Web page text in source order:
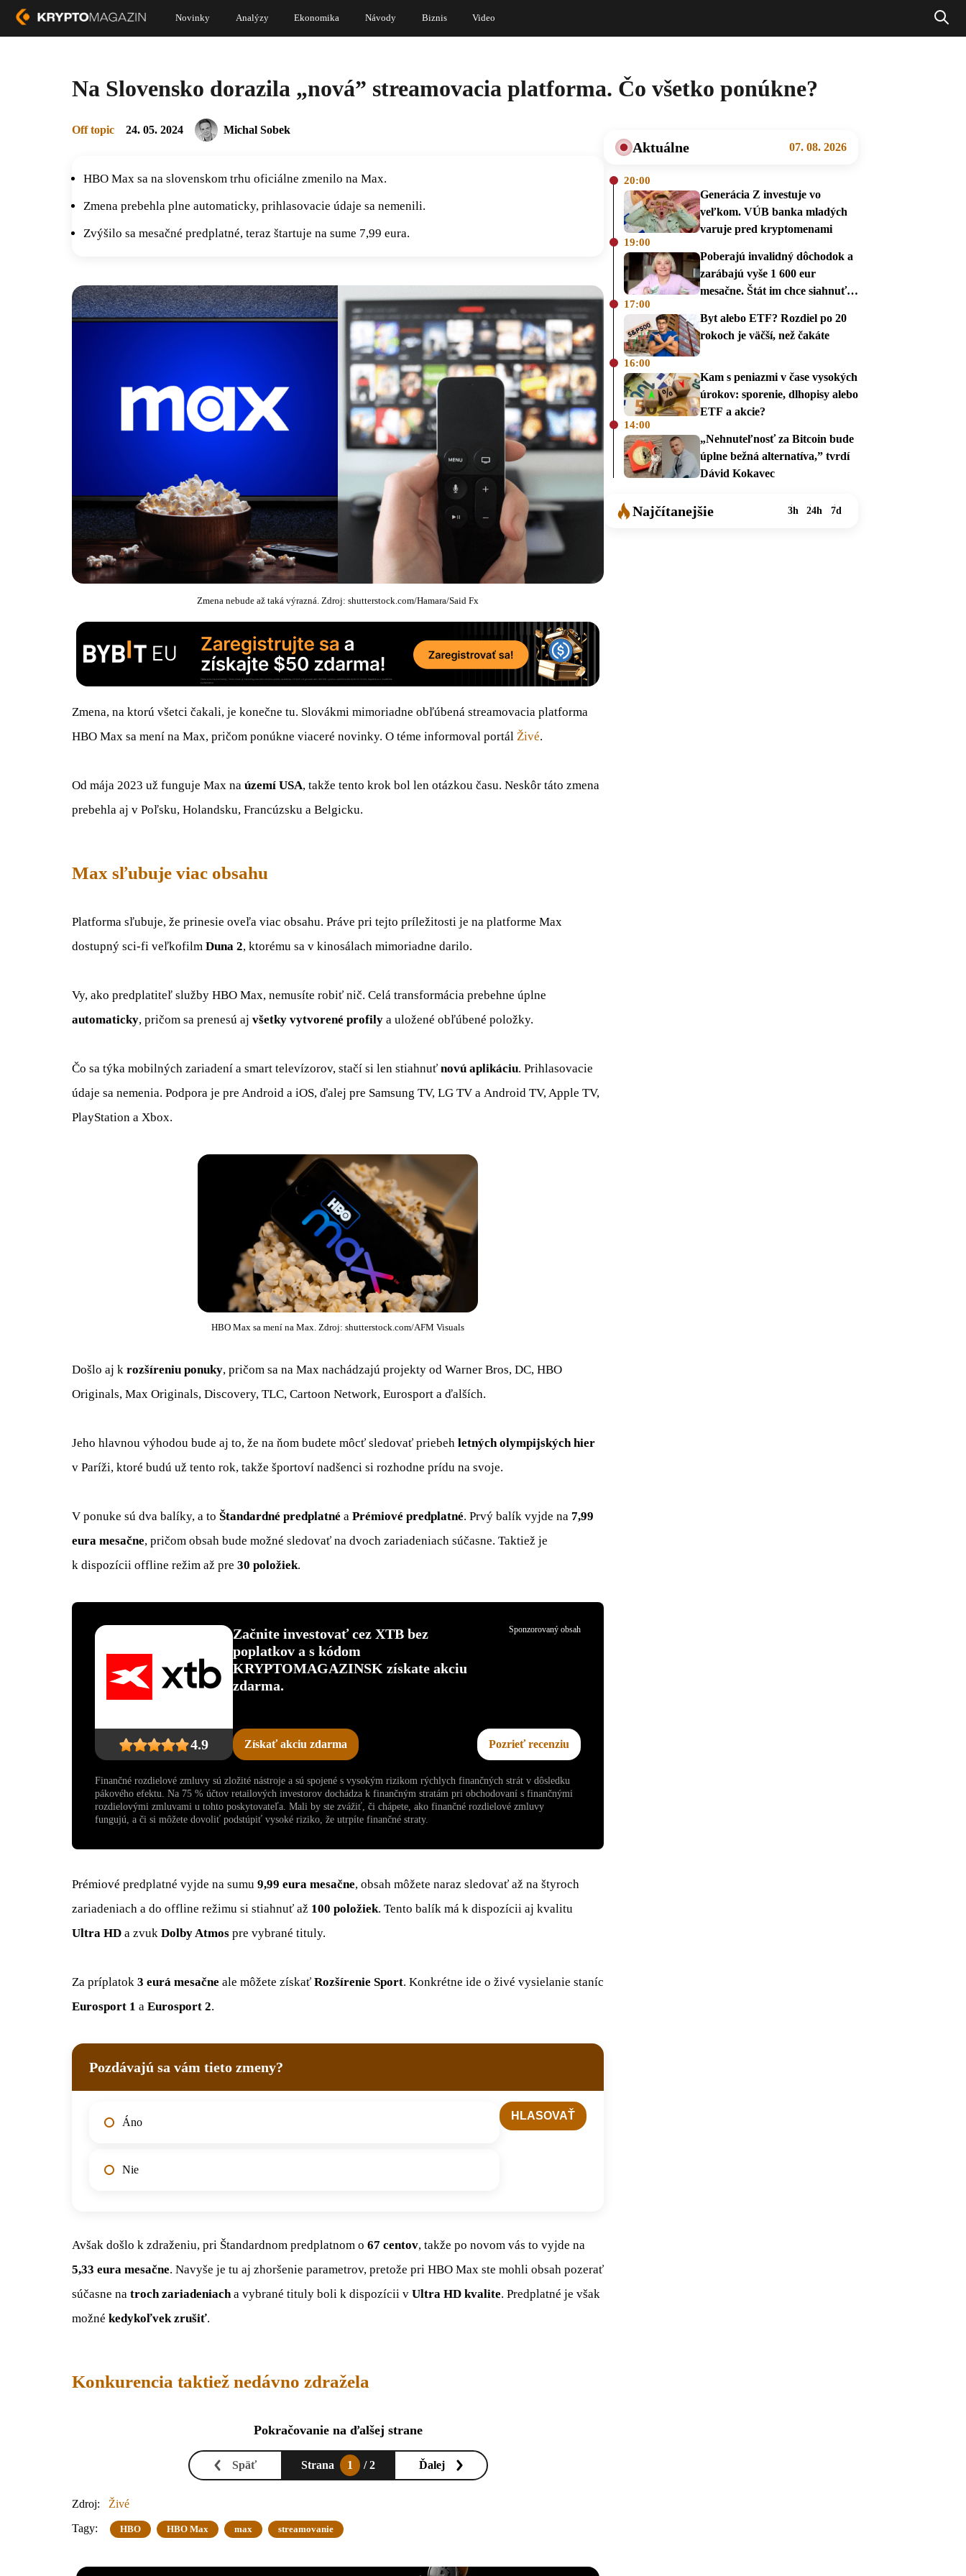
Novinky Analýzy Ekonomika Návody Biznis Video
Na Slovensko dorazila „nová” streamovacia platforma. Čo všetko ponúkne?
Off topic 24. 05. 2024 Michal Sobek
HBO Max sa na slovenskom trhu oficiálne zmenilo na Max.
Zmena prebehla plne automaticky, prihlasovacie údaje sa nemenili.
Zvýšilo sa mesačné predplatné, teraz štartuje na sume 7,99 eura.
Zmena nebude až taká výrazná. Zdroj: shutterstock.com/Hamara/Said Fx
Zmena, na ktorú všetci čakali, je konečne tu. Slovákmi mimoriadne obľúbená streamovacia platforma
HBO Max sa mení na Max, pričom ponúkne viaceré novinky. O téme informoval portál Živé.
Od mája 2023 už funguje Max na území USA, takže tento krok bol len otázkou času. Neskôr táto zmena
prebehla aj v Poľsku, Holandsku, Francúzsku a Belgicku.
Max sľubuje viac obsahu
Platforma sľubuje, že prinesie oveľa viac obsahu. Práve pri tejto príležitosti je na platforme Max
dostupný sci-fi veľkofilm Duna 2, ktorému sa v kinosálach mimoriadne darilo.
Vy, ako predplatiteľ služby HBO Max, nemusíte robiť nič. Celá transformácia prebehne úplne
automaticky, pričom sa prenesú aj všetky vytvorené profily a uložené obľúbené položky.
Čo sa týka mobilných zariadení a smart televízorov, stačí si len stiahnuť novú aplikáciu. Prihlasovacie
údaje sa nemenia. Podpora je pre Android a iOS, ďalej pre Samsung TV, LG TV a Android TV, Apple TV,
PlayStation a Xbox.
HBO Max sa mení na Max. Zdroj: shutterstock.com/AFM Visuals
Došlo aj k rozšíreniu ponuky, pričom sa na Max nachádzajú projekty od Warner Bros, DC, HBO
Originals, Max Originals, Discovery, TLC, Cartoon Network, Eurosport a ďalších.
Jeho hlavnou výhodou bude aj to, že na ňom budete môcť sledovať priebeh letných olympijských hier
v Paríži, ktoré budú už tento rok, takže športoví nadšenci si rozhodne prídu na svoje.
V ponuke sú dva balíky, a to Štandardné predplatné a Prémiové predplatné. Prvý balík vyjde na 7,99
eura mesačne, pričom obsah bude možné sledovať na dvoch zariadeniach súčasne. Taktiež je
k dispozícii offline režim až pre 30 položiek.
4.9
Začnite investovať cez XTB bez
poplatkov a s kódom
KRYPTOMAGAZINSK získate akciu
zdarma.
Získať akciu zdarma Pozrieť recenziu
Sponzorovaný obsah
Finančné rozdielové zmluvy sú zložité nástroje a sú spojené s vysokým rizikom rýchlych finančných strát v dôsledku
pákového efektu. Na 75 % účtov retailových investorov dochádza k finančným stratám pri obchodovaní s finančnými
rozdielovými zmluvami u tohto poskytovateľa. Mali by ste zvážiť, či chápete, ako finančné rozdielové zmluvy
fungujú, a či si môžete dovoliť podstúpiť vysoké riziko, že utrpíte finančné straty.
Prémiové predplatné vyjde na sumu 9,99 eura mesačne, obsah môžete naraz sledovať až na štyroch
zariadeniach a do offline režimu si stiahnuť až 100 položiek. Tento balík má k dispozícii aj kvalitu
Ultra HD a zvuk Dolby Atmos pre vybrané tituly.
Za príplatok 3 eurá mesačne ale môžete získať Rozšírenie Sport. Konkrétne ide o živé vysielanie staníc
Eurosport 1 a Eurosport 2.
Pozdávajú sa vám tieto zmeny?
Áno
Nie
Avšak došlo k zdraženiu, pri Štandardnom predplatnom o 67 centov, takže po novom vás to vyjde na
5,33 eura mesačne. Navyše je tu aj zhoršenie parametrov, pretože pri HBO Max ste mohli obsah pozerať
súčasne na troch zariadeniacha vybrané tituly boli k dispozícii v Ultra HD kvalite. Predplatné je však
možné kedykoľvek zrušiť.
Konkurencia taktiež nedávno zdražela
Pokračovanie na ďalšej strane
Späť Strana 1 / 2 Ďalej
Zdroj:
Živé
Tagy:
HBO HBO Max max streamovanie
Aktuálne 07. 08. 2026
20:00
Generácia Z investuje vo
veľkom. VÚB banka mladých
varuje pred kryptomenami
19:00
Poberajú invalidný dôchodok a
zarábajú vyše 1 600 eur
mesačne. Štát im chce siahnuť
17:00
Byt alebo ETF? Rozdiel po 20
rokoch je väčší, než čakáte
16:00
Kam s peniazmi v čase vysokých
úrokov: sporenie, dlhopisy alebo
ETF a akcie?
14:00
„Nehnuteľnosť za Bitcoin bude
úplne bežná alternatíva,” tvrdí
Dávid Kokavec
Najčítanejšie 3h 24h 7d